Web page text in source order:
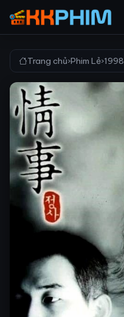
Trang chủ›Phim Lẻ›1998